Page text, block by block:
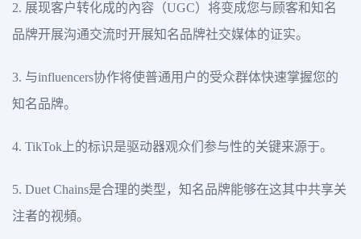
2. 展现客户转化成的內容（UGC）将变成您与顾客和知名
品牌开展沟通交流时开展知名品牌社交媒体的证实。
3. 与influencers协作将使普通用户的受众群体快速掌握您的
知名品牌。
4. TikTok上的标识是驱动器观众们参与性的关键来源于。
5. Duet Chains是合理的类型，知名品牌能够在这其中共享关
注者的视頻。